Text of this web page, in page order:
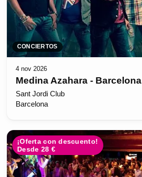
CONCIERTOS
4 nov 2026
Medina Azahara - Barcelona
Sant Jordi Club
Barcelona
¡Oferta con descuento!
Desde 28 €